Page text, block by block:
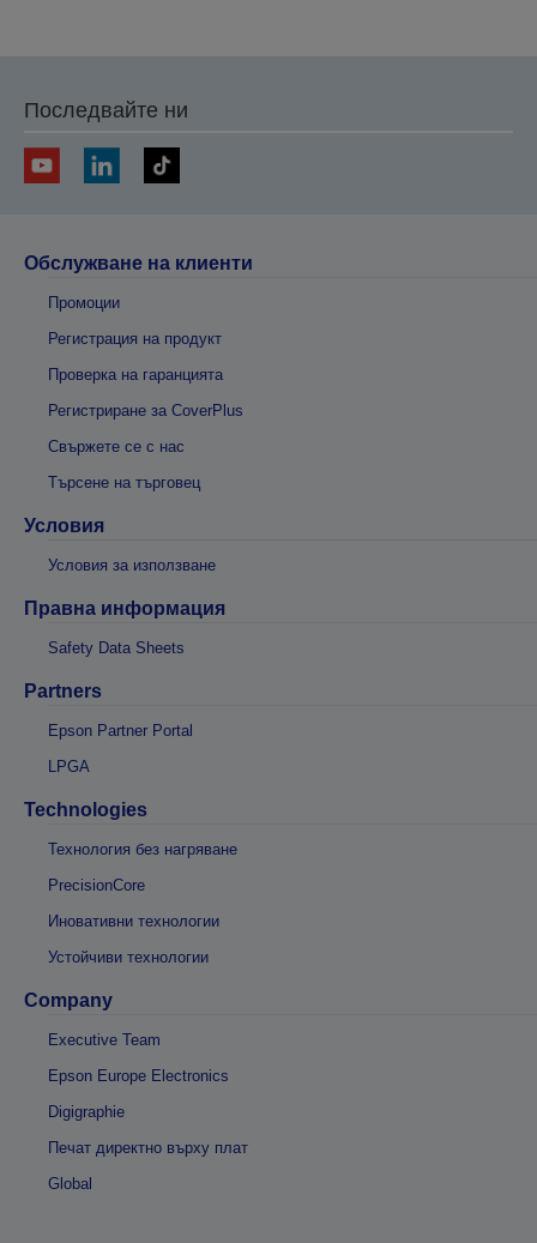
Последвайте ни
Обслужване на клиенти
Промоции
Регистрация на продукт
Проверка на гаранцията
Регистриране за CoverPlus
Свържете се с нас
Търсене на търговец
Условия
Условия за използване
Правна информация
Safety Data Sheets
Partners
Epson Partner Portal
LPGA
Technologies
Технология без нагряване
PrecisionCore
Иновативни технологии
Устойчиви технологии
Company
Executive Team
Epson Europe Electronics
Digigraphie
Печат директно върху плат
Global